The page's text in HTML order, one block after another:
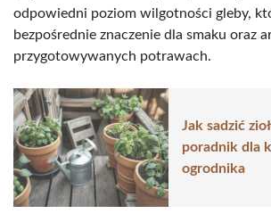
odpowiedni poziom wilgotności gleby,
bezpośrednie znaczenie dla smaku oraz
przygotowywanych potrawach.
Jak sadzić
poradnik dla
ogrodnika